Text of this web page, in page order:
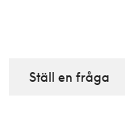
Ställ en fråga